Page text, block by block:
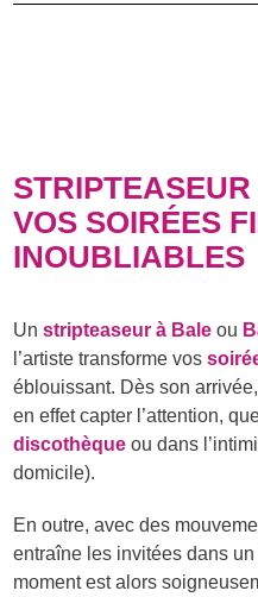
VOS SOIRÉES
INOUBLIABLES
Unstripteaseur à Bale ou
l’artiste transforme vos
éblouissant. Dès son
en effet capter l’attention,
discothèque ou dans
domicile).
En outre, avec des
entraîne les invitées dans
moment est alors